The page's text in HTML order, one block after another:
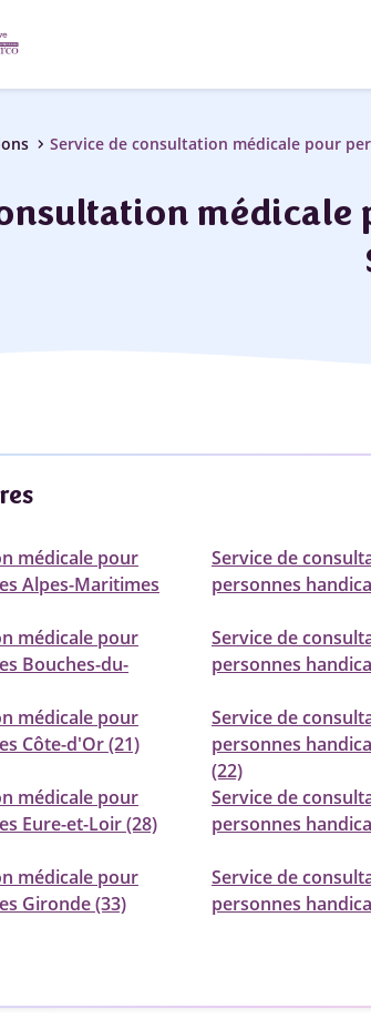
chevron_right Service de consultation médicale pour
médicale
médicale pour
Alpes-Maritimes
Service de
personnes
médicale pour
Bouches-du-
Service de
personnes
médicale pour
Côte-d'Or (21)
Service de
personnes
(22)
médicale pour
Eure-et-Loir (28)
Service de
personnes
médicale pour
Gironde (33)
Service de
personnes